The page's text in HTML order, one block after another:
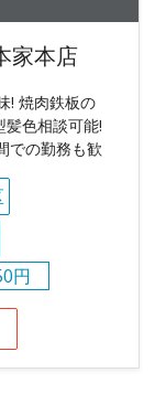
家本店
! 焼肉鉄板の
髪色相談可能!
での勤務も歓
円